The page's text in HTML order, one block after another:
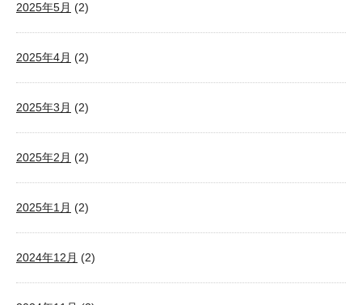
2025年5月 (2)
2025年4月 (2)
2025年3月 (2)
2025年2月 (2)
2025年1月 (2)
2024年12月 (2)